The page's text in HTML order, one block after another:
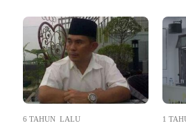
6 TAHUN LALU 1